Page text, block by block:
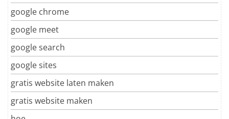
google chrome
google meet
google search
google sites
gratis website laten maken
gratis website maken